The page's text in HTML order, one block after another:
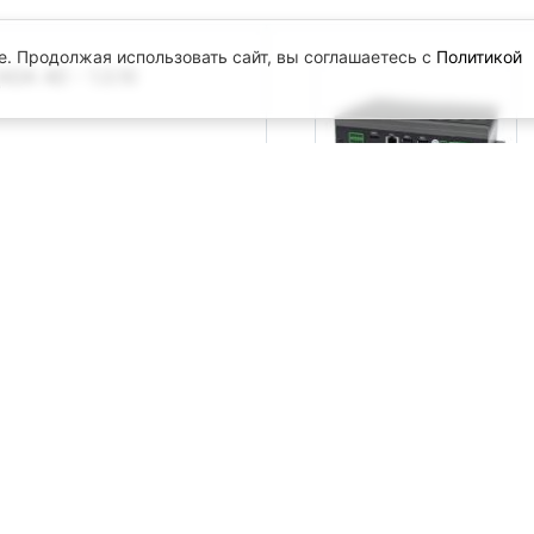
4D - 1.3.10
Продолжая использовать сайт, вы соглашаетесь с Политикой